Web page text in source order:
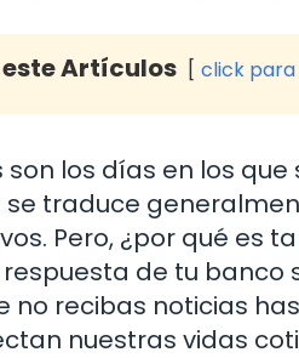
Artículos click
son los días en los
se traduce
Pero, ¿por qué es
de tu banco
no recibas noticias
nuestras vidas